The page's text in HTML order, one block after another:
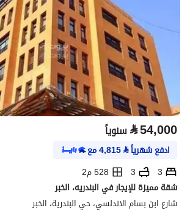
⃁54,000 سنوياً
ادفع شهرياً⃁
4,815مع
3
3
528 م2
شقة مميزة للإيجار في البندريه، الخبر
شارع ابن بسام الاندلسي، حي البندرية، الخبر